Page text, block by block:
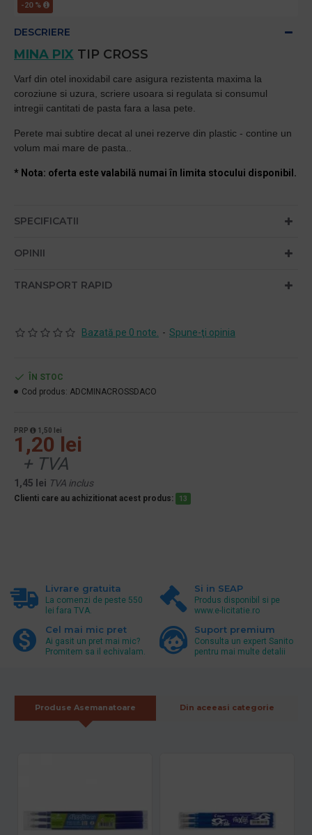
-20 %
DESCRIERE
MINA PIX TIP CROSS
Varf din otel inoxidabil care asigura rezistenta maxima la
coroziune si uzura, scriere usoara si regulata si consumul
intregii cantitati de pasta fara a lasa pete.
Perete mai subtire decat al unei rezerve din plastic - contine un
volum mai mare de pasta..
* Nota: oferta este valabilă numai în limita stocului disponibil.
SPECIFICATII
OPINII
TRANSPORT RAPID
Bazată pe 0 note. - Spune-ţi opinia
PRP 1,50 lei
1,20 lei
+ TVA
1,45 lei TVA inclus
Clienti care au achizitionat acest produs: 13
ÎN STOC
Cod produs: ADCMINACROSSDACO
Livrare gratuita
La comenzi de peste 550
lei fara TVA.
Si in SEAP
Produs disponibil si pe
www.e-licitatie.ro
Cel mai mic pret
Ai gasit un pret mai mic?
Promitem sa il echivalam.
Suport premium
Consulta un expert Sanito
pentru mai multe detalii
Produse Asemanatoare Din aceeasi categorie